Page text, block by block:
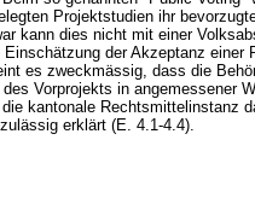
Projektstudien ihr
kann dies nicht mit einer
Einschätzung der Akzeptanz einer
es zweckmässig, dass die
des Vorprojekts in angemessener
kantonale Rechtsmittelinstanz
erklärt (E. 4.1-4.4).